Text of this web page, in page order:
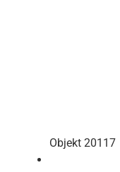
Objekt 20117